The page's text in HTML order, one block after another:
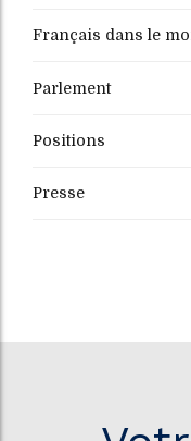
Français dans le
Parlement
Positions
Presse